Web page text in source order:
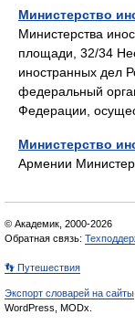
Министерство
Министерства
площади, 32/34
иностранных дел
федеральный
Федерации,
Министерство
Армении
© Академик, 2000-2026
Обратная связь:
👣 Путешествия
Экспорт словарей на сайты
WordPress, MODx.